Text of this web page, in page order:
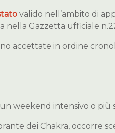
valido nell’ambito di
nella Gazzetta ufficiale
accettate in ordine
weekend intensivo o più
dei Chakra, occorre